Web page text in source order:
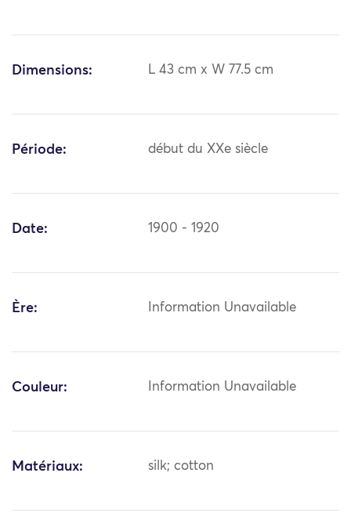
Dimensions: L 43 cm x W 77.5 cm
Période: début du XXe siècle
Date: 1900 - 1920
Ère: Information Unavailable
Couleur: Information Unavailable
Matériaux: silk; cotton